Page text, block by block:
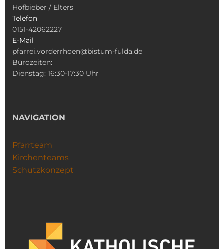
Hofbieber / Elters
Telefon
0151-42062227
E-Mail
pfarrei.vorderrhoen@bistum-fulda.de
Bürozeiten:
Dienstag: 16:30-17:30 Uhr
NAVIGATION
Pfarrteam
Kirchenteams
Schutzkonzept